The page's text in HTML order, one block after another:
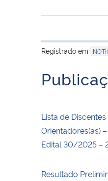
Registrado em
Lista de
Orientadores(as)
Edital 30/2025 –
Resultado